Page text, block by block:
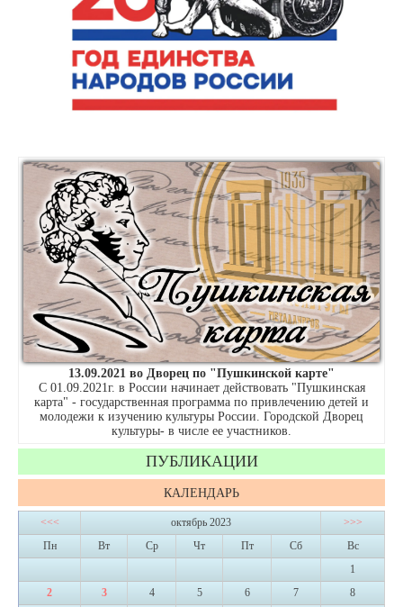
13.09.2021 во Дворец по "Пушкинской карте"
С 01.09.2021г. в России начинает действовать "Пушкинская
карта" - государственная программа по привлечению детей и
молодежи к изучению культуры России. Городской Дворец
культуры- в числе ее участников.
ПУБЛИКАЦИИ
КАЛЕНДАРЬ
<<< октябрь 2023
>>>
Пн
Вт Ср Чт Пт Сб
Вс
1
2
3 4 5 6 7
8